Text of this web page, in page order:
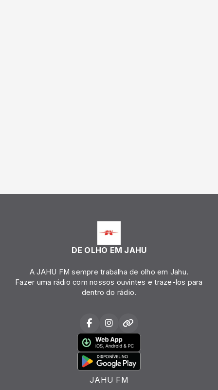
DE OLHO EM JAHU
A JAHU FM sempre trabalha de olho em Jahu.
Fazer uma rádio com nossos ouvintes e traze-los para
dentro do rádio.
JAHU FM